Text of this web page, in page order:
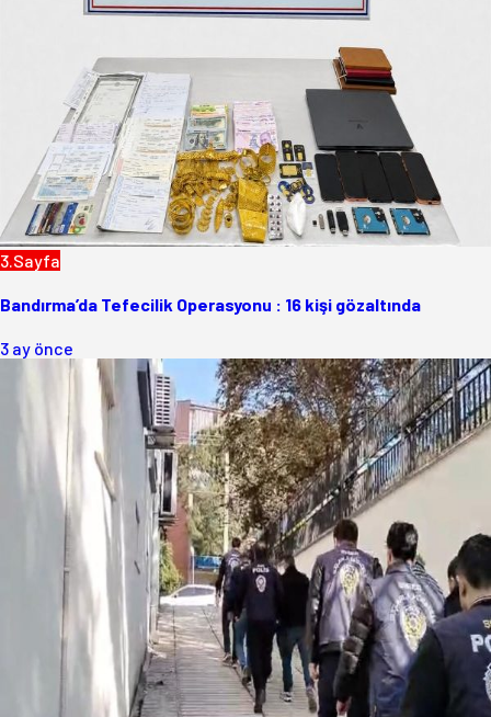
3.Sayfa
Bandırma’da Tefecilik Operasyonu : 16 kişi gözaltında
3 ay önce